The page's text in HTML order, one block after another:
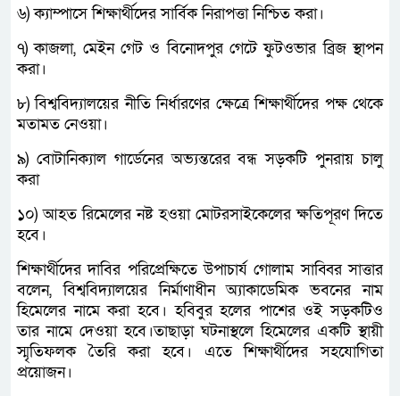
৬) ক্যাম্পাসে শিক্ষার্থীদের সার্বিক নিরাপত্তা নিশ্চিত করা।
৭) কাজলা, মেইন গেট ও বিনোদপুর গেটে ফুটওভার ব্রিজ স্থাপন
করা।
৮) বিশ্ববিদ্যালয়ের নীতি নির্ধারণের ক্ষেত্রে শিক্ষার্থীদের পক্ষ থেকে
মতামত নেওয়া।
৯) বোটানিক্যাল গার্ডেনের অভ্যন্তরের বন্ধ সড়কটি পুনরায় চালু
করা
১০) আহত রিমেলের নষ্ট হওয়া মোটরসাইকেলের ক্ষতিপূরণ দিতে
হবে।
শিক্ষার্থীদের দাবির পরিপ্রেক্ষিতে উপাচার্য গোলাম সাব্বির সাত্তার
বলেন, বিশ্ববিদ্যালয়ের নির্মাণাধীন অ্যাকাডেমিক ভবনের নাম
হিমেলের নামে করা হবে। হবিবুর হলের পাশের ওই সড়কটিও
তার নামে দেওয়া হবে।তাছাড়া ঘটনাস্থলে হিমেলের একটি স্থায়ী
স্মৃতিফলক তৈরি করা হবে। এতে শিক্ষার্থীদের সহযোগিতা
প্রয়োজন।